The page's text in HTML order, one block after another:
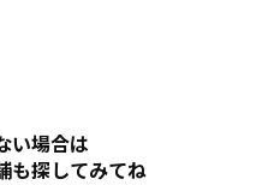
い場合は
も探してみてね